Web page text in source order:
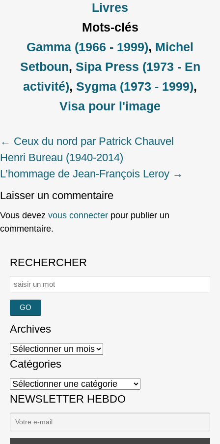
Livres
Mots-clés
Gamma (1966 - 1999), Michel
Setboun, Sipa Press (1973 - En
activité), Sygma (1973 - 1999),
Visa pour l'image
Post
navigation
← Ceux du nord par Patrick Chauvel
Henri Bureau (1940-2014)
L’hommage de Jean-François Leroy →
Laisser un commentaire
Vous devez vous connecter pour publier un
commentaire.
RECHERCHER
Rechercher :
Archives
Archives
Catégories
Catégories
NEWSLETTER HEBDO